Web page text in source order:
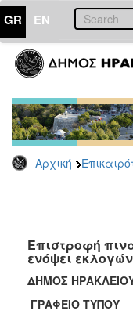
GR EN
Αρχική
ΕΠΙΚΑΙΡΟΤΗΤΑ
Τύπου
Αρχείο
2026
2025
2022
2021
2020
2019
Επιστροφή
ενόψει
ΔΗΜΟΣ
ΓΡΑΦΕΙΟ ΤΥΠΟΥ